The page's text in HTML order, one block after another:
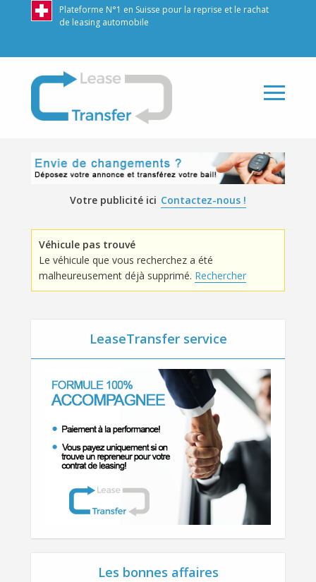
Plateforme N°1 en Suisse pour la reprise et le rachat
de leasing automobile
LeaseTransfer
Votre publicité ici Contactez-nous !
Véhicule pas trouvé
Le véhicule que vous recherchez a été
malheureusement déjà supprimé. Rechercher
LeaseTransfer service
Les bonnes affaires